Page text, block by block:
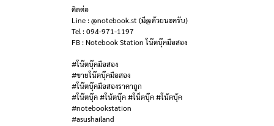
ติดต่อ
Line : @notebook.st (มี@ด้วยนะครับ)
Tel : 094-971-1197
FB : Notebook Station โน๊ตบุ๊คมือสอง
#โน๊ตบุ๊คมือสอง
#ขายโน๊ตบุ๊คมือสอง
#โน๊ตบุ๊คมือสองราคาถูก
#โน๊ตบุ๊ค #โน้ตบุ๊ค #โน็ตบุ๊ค #โน้ตบุ้ค
#notebookstation
#asushailand